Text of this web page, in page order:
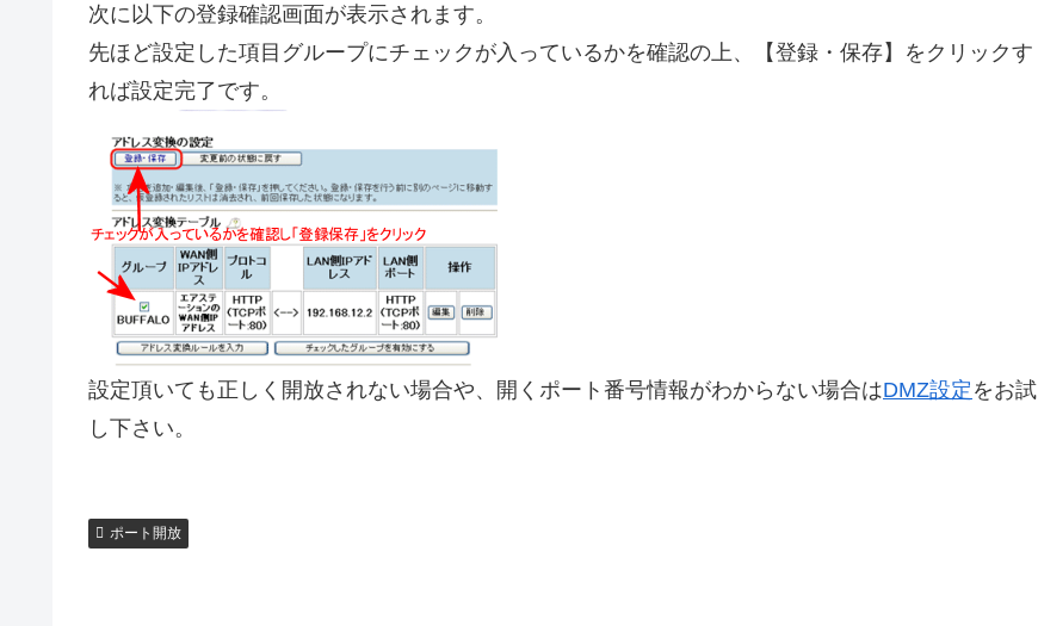
次に以下の登録確認画面が表示されます。
先ほど設定した項目グループにチェックが入っているかを確認の上、【登録・保存】をクリックす
れば設定完了です。
設定頂いても正しく開放されない場合や、開くポート番号情報がわからない場合はDMZ設定 をお試
し下さい。
ポート開放